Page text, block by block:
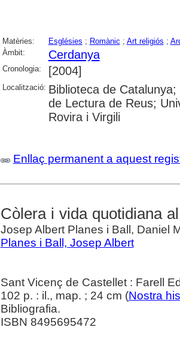
Matèries: Esglésies ; Romànic ; Art religiós ;
Àmbit:
Cerdanya
Cronologia: [2004]
Localització: Biblioteca de
de Lectura de Reus;
Rovira i Virgili
Enllaç permanent a aquest
Còlera i vida quotidiana
Josep Albert Planes i Ball, Daniel
Planes i Ball, Josep Albert
Sant Vicenç de Castellet : Farell
102 p. : il., map. ; 24 cm (Nostra
Bibliografia.
ISBN 8495695472